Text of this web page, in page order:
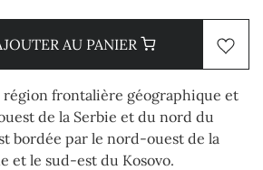
AU PANIER
région frontalière géographique et
de la Serbie et du nord du
bordée par le nord-ouest de la
et le sud-est du Kosovo.